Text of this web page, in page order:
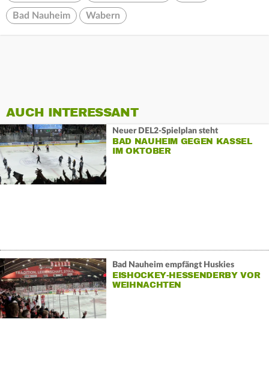
Bad Nauheim Wabern
AUCH INTERESSANT
Neuer DEL2-Spielplan steht
BAD NAUHEIM GEGEN KASSEL
IM OKTOBER
Bad Nauheim empfängt Huskies
EISHOCKEY-HESSENDERBY VOR
WEIHNACHTEN